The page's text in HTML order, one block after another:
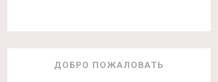
ДОБРО ПОЖАЛОВАТЬ